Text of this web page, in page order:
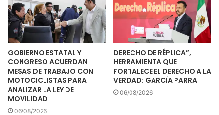
GOBIERNO ESTATAL Y
CONGRESO ACUERDAN
MESAS DE TRABAJO CON
MOTOCICLISTAS PARA
ANALIZAR LA LEY DE
MOVILIDAD
06/08/2026
DERECHO DE RÉPLICA”,
HERRAMIENTA QUE
FORTALECE EL DERECHO A LA
VERDAD: GARCÍA PARRA
06/08/2026